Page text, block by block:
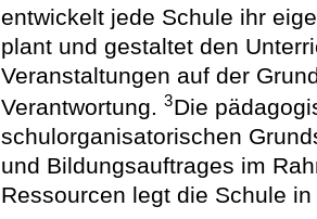
entwickelt jede Schule ihr
plant und gestaltet den
Veranstaltungen auf der
Verantwortung.3Die
schulorganisatorischen
und Bildungsauftrages im
Ressourcen legt die Schule